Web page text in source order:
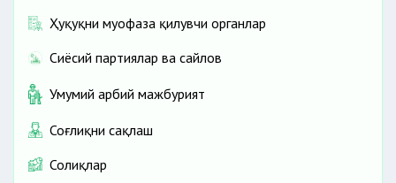
Ҳуқуқни муҳофаза қилувчи органлар
Сиёсий партиялар ва сайлов
Умумий ҳарбий мажбурият
Соғлиқни сақлаш
Солиқлар